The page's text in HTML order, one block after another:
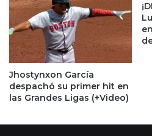
Jhostynxon García
despachó su primer hit en
las Grandes Ligas (+Video)